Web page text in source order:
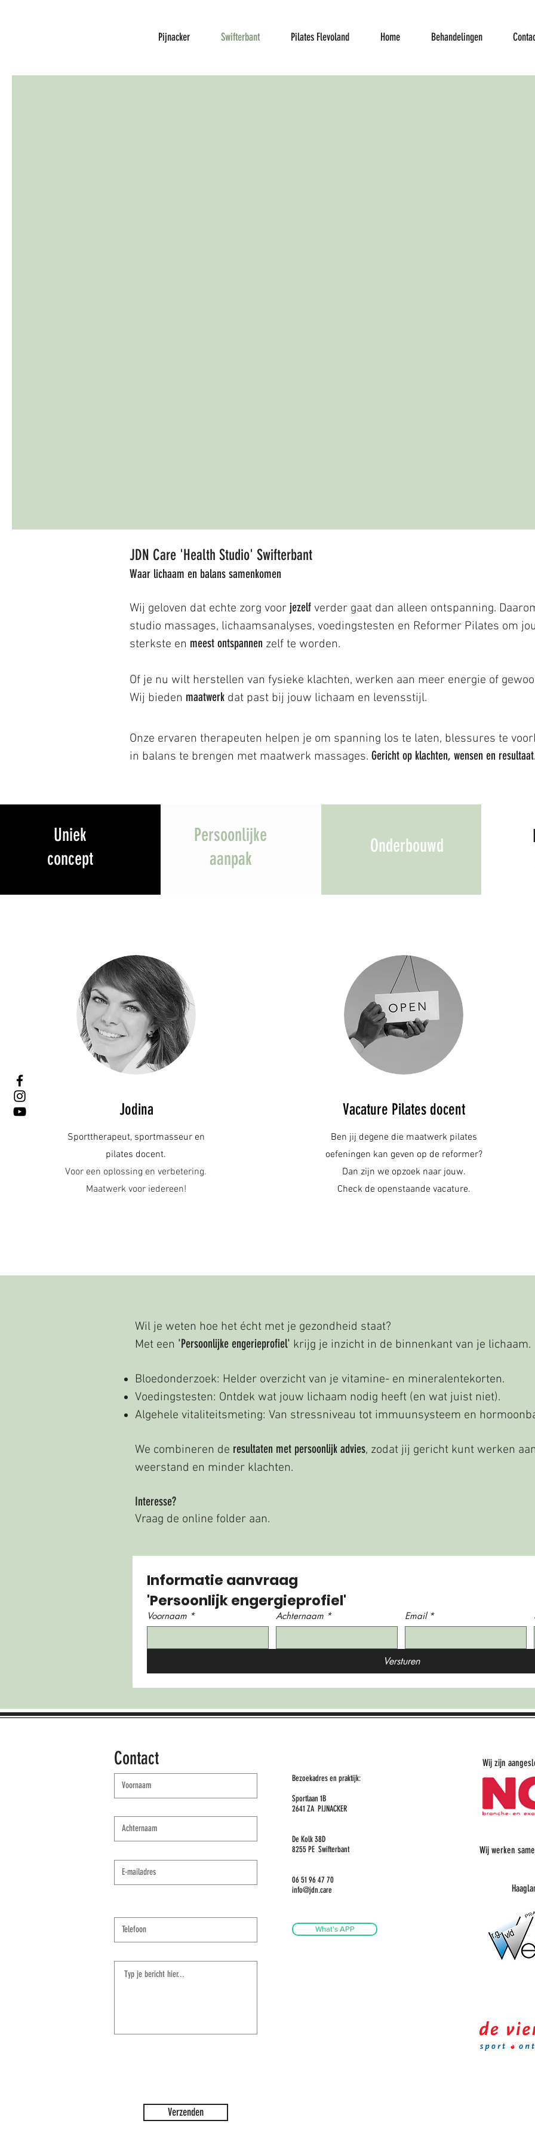
Pijnacker Swifterbant Pilates Flevoland Home Behandelingen
JDN Care 'Health Studio' Swifterbant
Waar lichaam en balans samenkomen
Wij geloven dat echte zorg voor jezelf verder gaat dan alleen ontspanning.
studio massages, lichaamsanalyses, voedingstesten en Reformer Pilates om
sterkste en meest ontspannen zelf te worden.
Of je nu wilt herstellen van fysieke klachten, werken aan meer energie of
Wij bieden maatwerk dat past bij jouw lichaam en levensstijl.
Onze ervaren therapeuten helpen je om spanning los te laten, blessures te
in balans te brengen met maatwerk massages. Gericht op klachten, wensen en
Uniek
concept
Persoonlijke
aanpak
Onderbouwd
Jodina
Sporttherapeut, sportmasseur en
pilates docent.
Voor een oplossing en verbetering.
Maatwerk voor iedereen!
Vacature Pilates docent
Ben jij degene die maatwerk pilates
oefeningen kan geven op de reformer?
Dan zijn we opzoek naar jouw.
Check de openstaande vacature.
Wil je weten hoe het écht met je gezondheid staat?
Met een 'Persoonlijke engerieprofiel' krijg je inzicht in de binnenkant van je lichaam.
Bloedonderzoek: Helder overzicht van je vitamine- en mineralentekorten.
Voedingstesten: Ontdek wat jouw lichaam nodig heeft (en wat juist niet).
Algehele vitaliteitsmeting: Van stressniveau tot immuunsysteem en
We combineren de resultaten met persoonlijk advies, zodat jij gericht kunt werken
weerstand en minder klachten.
Interesse?
Vraag de online folder aan.
Informatie aanvraag
'Persoonlijk engergieprofiel'
Voornaam * Achternaam * Email *
Versturen
Contact
Bezoekadres en praktijk:
Sportlaan 1B
2641 ZA PIJNACKER
De Kolk 38D
8255 PE Swifterbant
06 51 96 47 70
info@jdn.care
What's APP
Verzenden
Wij zijn
Wij werken